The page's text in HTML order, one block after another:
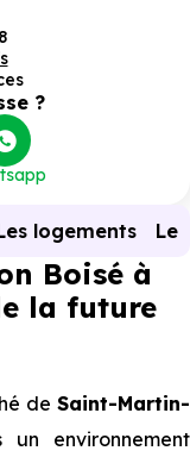
?
logements Le
Boisé à
la future
deSaint-Martin-
environnement